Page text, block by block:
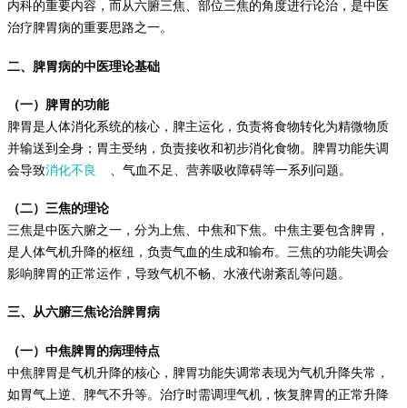
内科的重要内容，而从六腑三焦、部位三焦的角度进行论治，是中医
治疗脾胃病的重要思路之一。
二、脾胃病的中医理论基础
（一）脾胃的功能
脾胃是人体消化系统的核心，脾主运化，负责将食物转化为精微物质
并输送到全身；胃主受纳，负责接收和初步消化食物。脾胃功能失调
会导致消化不良 、气血不足、营养吸收障碍等一系列问题。
（二）三焦的理论
三焦是中医六腑之一，分为上焦、中焦和下焦。中焦主要包含脾胃，
是人体气机升降的枢纽，负责气血的生成和输布。三焦的功能失调会
影响脾胃的正常运作，导致气机不畅、水液代谢紊乱等问题。
三、从六腑三焦论治脾胃病
（一）中焦脾胃的病理特点
中焦脾胃是气机升降的核心，脾胃功能失调常表现为气机升降失常，
如胃气上逆、脾气不升等。治疗时需调理气机，恢复脾胃的正常升降